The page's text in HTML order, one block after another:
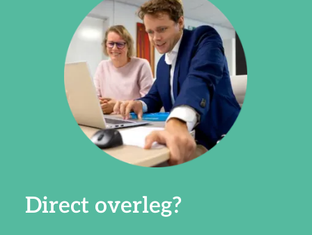
Direct overleg?